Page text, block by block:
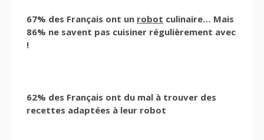
67% des Français ont un robot culinaire… Mais
86% ne savent pas cuisiner régulièrement avec
!
62% des Français ont du mal à trouver des
recettes adaptées à leur robot